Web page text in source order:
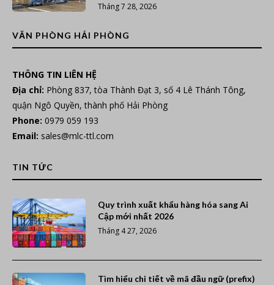
Tháng 7 28, 2026
VĂN PHÒNG HẢI PHÒNG
THÔNG TIN LIÊN HỆ
Địa chỉ: Phòng 837, tòa Thành Đạt 3, số 4 Lê Thánh Tông,
quận Ngô Quyền, thành phố Hải Phòng
Phone: 0979 059 193
Email: sales@mlc-ttl.com
TIN TỨC
Quy trình xuất khẩu hàng hóa sang Ai
Cập mới nhất 2026
Tháng 4 27, 2026
Tìm hiểu chi tiết về mã đầu ngữ (prefix)